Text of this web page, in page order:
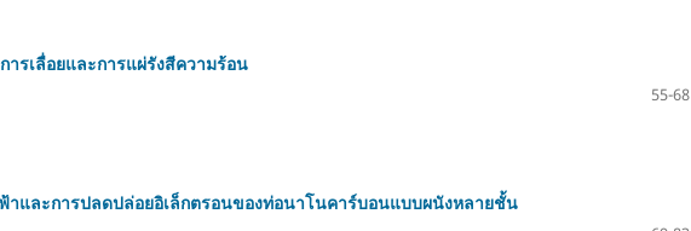
รเลื่อยและการแผ่รังสีความร้อน
55-68
าและการปลดปล่อยอิเล็กตรอนของท่อนาโนคาร์บอนแบบผนังหลายชั้น